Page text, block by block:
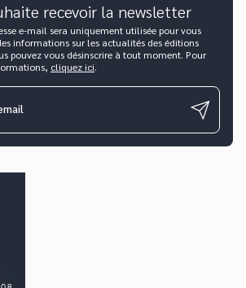
recevoir la newsletter
e-mail sera uniquement utilisée pour vous
informations sur les actualités des éditions
pouvez vous désinscrire à tout moment. Pour
cliquez ici.